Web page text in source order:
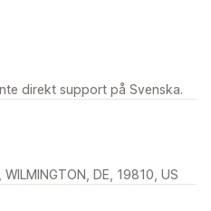
direkt support på Svenska.
DE, 19810, US